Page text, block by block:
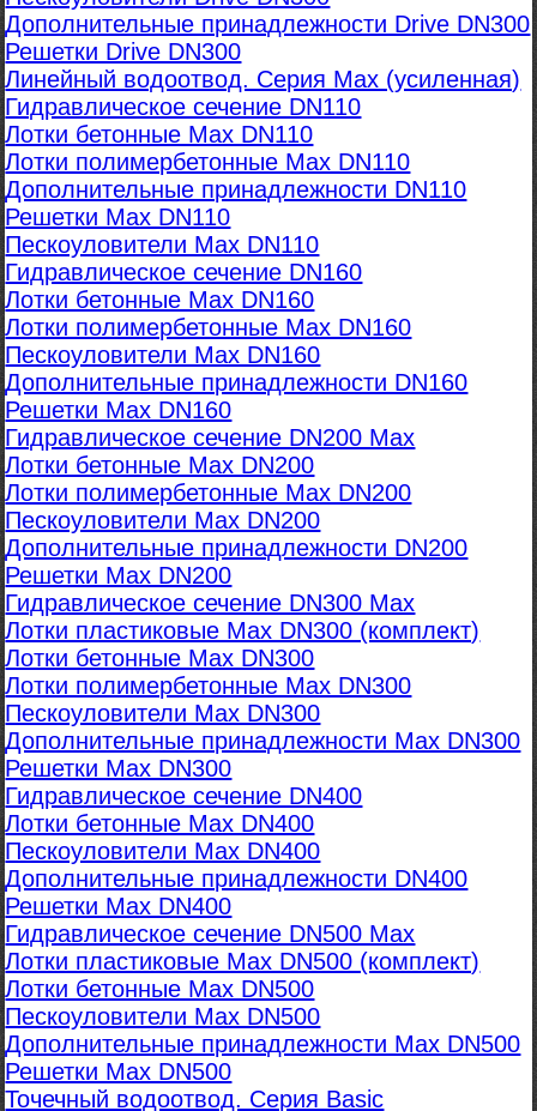
Дополнительные принадлежности Drive DN300
Решетки Drive DN300
Линейный водоотвод. Серия Max (усиленная)
Гидравлическое сечение DN110
Лотки бетонные Max DN110
Лотки полимербетонные Max DN110
Дополнительные принадлежности DN110
Решетки Max DN110
Пескоуловители Max DN110
Гидравлическое сечение DN160
Лотки бетонные Max DN160
Лотки полимербетонные Max DN160
Пескоуловители Max DN160
Дополнительные принадлежности DN160
Решетки Max DN160
Гидравлическое сечение DN200 Max
Лотки бетонные Max DN200
Лотки полимербетонные Max DN200
Пескоуловители Max DN200
Дополнительные принадлежности DN200
Решетки Max DN200
Гидравлическое сечение DN300 Max
Лотки пластиковые Max DN300 (комплект)
Лотки бетонные Max DN300
Лотки полимербетонные Max DN300
Пескоуловители Max DN300
Дополнительные принадлежности Max DN300
Решетки Max DN300
Гидравлическое сечение DN400
Лотки бетонные Max DN400
Пескоуловители Max DN400
Дополнительные принадлежности DN400
Решетки Max DN400
Гидравлическое сечение DN500 Max
Лотки пластиковые Max DN500 (комплект)
Лотки бетонные Max DN500
Пескоуловители Max DN500
Дополнительные принадлежности Max DN500
Решетки Max DN500
Точечный водоотвод. Серия Basic